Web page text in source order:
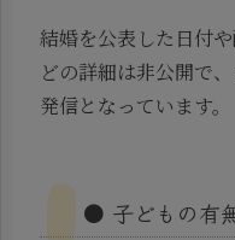
結婚を公表した日付
どの詳細は非公開で
発信となっています。
● 子どもの有